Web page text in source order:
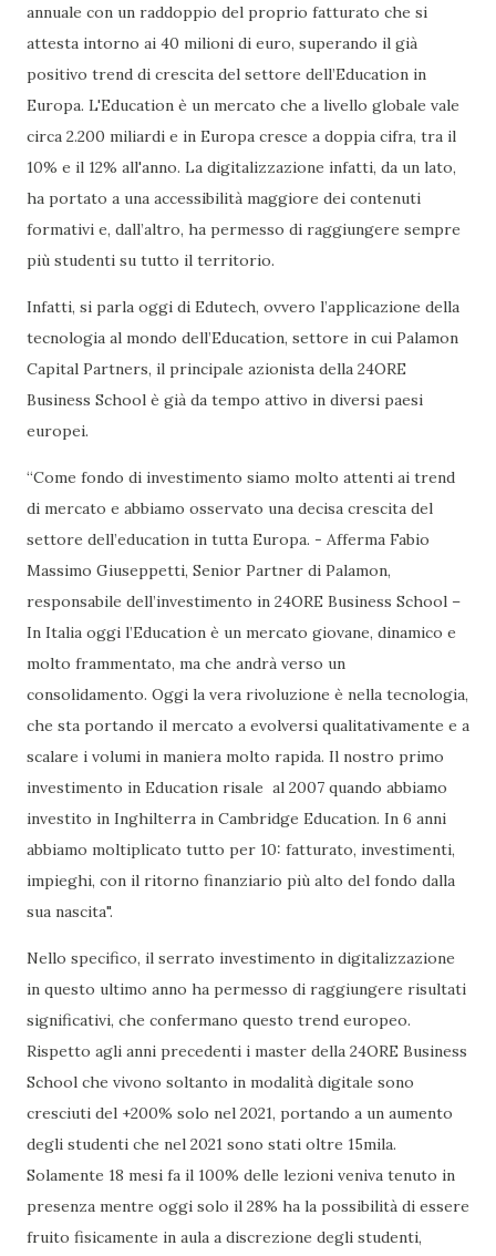
annuale con un raddoppio del proprio fatturato che si
attesta intorno ai 40 milioni di euro, superando il già
positivo trend di crescita del settore dell’Education in
Europa. L'Education è un mercato che a livello globale vale
circa 2.200 miliardi e in Europa cresce a doppia cifra, tra il
10% e il 12% all'anno. La digitalizzazione infatti, da un lato,
ha portato a una accessibilità maggiore dei contenuti
formativi e, dall’altro, ha permesso di raggiungere sempre
più studenti su tutto il territorio.
Infatti, si parla oggi di Edutech, ovvero l’applicazione della
tecnologia al mondo dell’Education, settore in cui Palamon
Capital Partners, il principale azionista della 24ORE
Business School è già da tempo attivo in diversi paesi
europei.
“Come fondo di investimento siamo molto attenti ai trend
di mercato e abbiamo osservato una decisa crescita del
settore dell’education in tutta Europa. - Afferma Fabio
Massimo Giuseppetti, Senior Partner di Palamon,
responsabile dell’investimento in 24ORE Business School –
In Italia oggi l’Education è un mercato giovane, dinamico e
molto frammentato, ma che andrà verso un
consolidamento. Oggi la vera rivoluzione è nella tecnologia,
che sta portando il mercato a evolversi qualitativamente e a
scalare i volumi in maniera molto rapida. Il nostro primo
investimento in Education risale al 2007 quando abbiamo
investito in Inghilterra in Cambridge Education. In 6 anni
abbiamo moltiplicato tutto per 10: fatturato, investimenti,
impieghi, con il ritorno finanziario più alto del fondo dalla
sua nascita".
Nello specifico, il serrato investimento in digitalizzazione
in questo ultimo anno ha permesso di raggiungere risultati
significativi, che confermano questo trend europeo.
Rispetto agli anni precedenti i master della 24ORE Business
School che vivono soltanto in modalità digitale sono
cresciuti del +200% solo nel 2021, portando a un aumento
degli studenti che nel 2021 sono stati oltre 15mila.
Solamente 18 mesi fa il 100% delle lezioni veniva tenuto in
presenza mentre oggi solo il 28% ha la possibilità di essere
fruito fisicamente in aula a discrezione degli studenti,